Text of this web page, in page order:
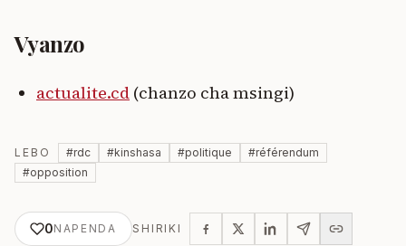
Vyanzo
actualite.cd (chanzo cha msingi)
LEBO #rdc #kinshasa #politique #référendum
#opposition
0NAPENDA SHIRIKI